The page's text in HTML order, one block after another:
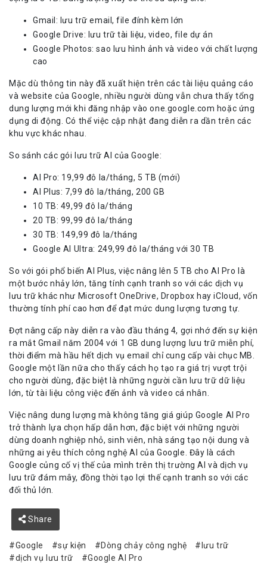
Gmail: lưu trữ email, file đính kèm lớn
Google Drive: lưu trữ tài liệu, video, file dự án
Google Photos: sao lưu hình ảnh và video với chất lượng
cao
Mặc dù thông tin này đã xuất hiện trên các tài liệu quảng cáo
và website của Google, nhiều người dùng vẫn chưa thấy tổng
dung lượng mới khi đăng nhập vào one.google.com hoặc ứng
dụng di động. Có thể việc cập nhật đang diễn ra dần trên các
khu vực khác nhau.
So sánh các gói lưu trữ AI của Google:
AI Pro: 19,99 đô la/tháng, 5 TB (mới)
AI Plus: 7,99 đô la/tháng, 200 GB
10 TB: 49,99 đô la/tháng
20 TB: 99,99 đô la/tháng
30 TB: 149,99 đô la/tháng
Google AI Ultra: 249,99 đô la/tháng với 30 TB
So với gói phổ biến AI Plus, việc nâng lên 5 TB cho AI Pro là
một bước nhảy lớn, tăng tính cạnh tranh so với các dịch vụ
lưu trữ khác như Microsoft OneDrive, Dropbox hay iCloud, vốn
thường tính phí cao hơn để đạt mức dung lượng tương tự.
Đợt nâng cấp này diễn ra vào đầu tháng 4, gợi nhớ đến sự kiện
ra mắt Gmail năm 2004 với 1 GB dung lượng lưu trữ miễn phí,
thời điểm mà hầu hết dịch vụ email chỉ cung cấp vài chục MB.
Google một lần nữa cho thấy cách họ tạo ra giá trị vượt trội
cho người dùng, đặc biệt là những người cần lưu trữ dữ liệu
lớn, từ tài liệu công việc đến ảnh và video cá nhân.
Việc nâng dung lượng mà không tăng giá giúp Google AI Pro
trở thành lựa chọn hấp dẫn hơn, đặc biệt với những người
dùng doanh nghiệp nhỏ, sinh viên, nhà sáng tạo nội dung và
những ai yêu thích công nghệ AI của Google. Đây là cách
Google củng cố vị thế của mình trên thị trường AI và dịch vụ
lưu trữ đám mây, đồng thời tạo lợi thế cạnh tranh so với các
đối thủ lớn.
Share
Google sự kiện Dòng chảy công nghệ
lưu trữ
dịch vụ lưu trữ
Google AI Pro